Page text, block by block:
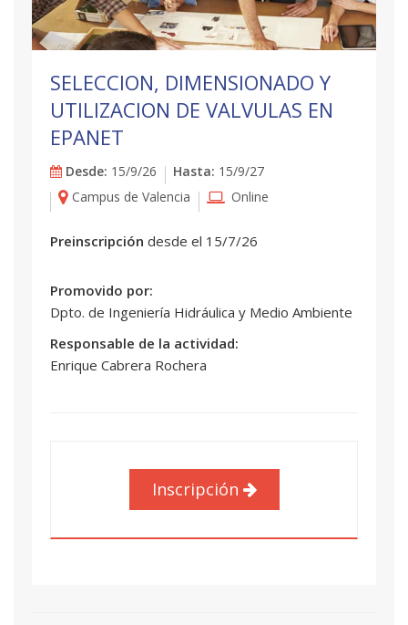
SELECCION, DIMENSIONADO Y
UTILIZACION DE VALVULAS EN
EPANET
Desde: 15/9/26 Hasta: 15/9/27
Campus de Valencia
Online
Preinscripción desde el 15/7/26
Promovido por:
Dpto. de Ingeniería Hidráulica y Medio Ambiente
Responsable de la actividad:
Enrique Cabrera Rochera
Inscripción